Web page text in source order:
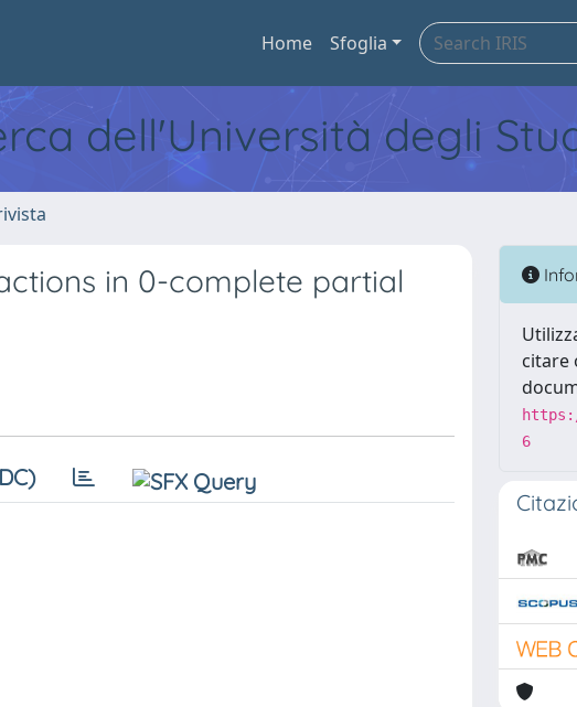
Home Sfoglia
dell'Università degli
in 0-complete partial
citare
6